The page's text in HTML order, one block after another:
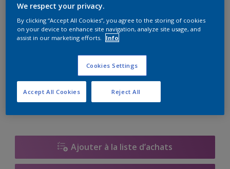
Format
5 L 15 L
Ajouter à la liste d’achats
We respect your privacy.
By clicking “Accept All Cookies”, you agree to the storing of cookies
on your device to enhance site navigation, analyze site usage, and
assist in our marketing efforts.
Info
Cookies Settings
Reject All
Accept All Cookies